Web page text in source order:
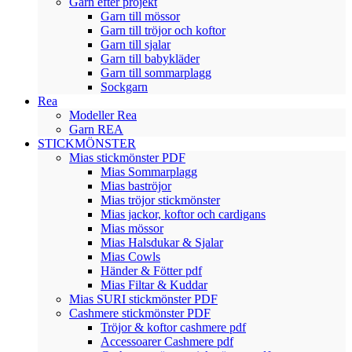
Garn till mössor
Garn till tröjor och koftor
Garn till sjalar
Garn till babykläder
Garn till sommarplagg
Sockgarn
Rea
Modeller Rea
Garn REA
STICKMÖNSTER
Mias stickmönster PDF
Mias Sommarplagg
Mias baströjor
Mias tröjor stickmönster
Mias jackor, koftor och cardigans
Mias mössor
Mias Halsdukar & Sjalar
Mias Cowls
Händer & Fötter pdf
Mias Filtar & Kuddar
Mias SURI stickmönster PDF
Cashmere stickmönster PDF
Tröjor & koftor cashmere pdf
Accessoarer Cashmere pdf